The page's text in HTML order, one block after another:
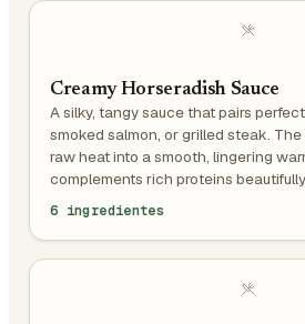
Creamy Horseradish Sauce
A silky, tangy sauce that pairs
smoked salmon, or grilled steak.
raw heat into a smooth, lingering
complements rich proteins beautifully.
6 ingredientes